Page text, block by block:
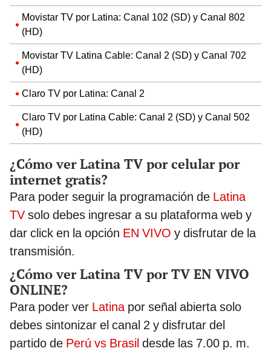
Movistar TV por Latina: Canal 102 (SD) y Canal 802
(HD)
Movistar TV Latina Cable: Canal 2 (SD) y Canal 702
(HD)
Claro TV por Latina: Canal 2
Claro TV por Latina Cable: Canal 2 (SD) y Canal 502
(HD)
¿Cómo ver Latina TV por celular por
internet gratis?
Para poder seguir la programación de Latina
TV solo debes ingresar a su plataforma web y
dar click en la opción EN VIVO y disfrutar de la
transmisión.
¿Cómo ver Latina TV por TV EN VIVO
ONLINE?
Para poder ver Latina por señal abierta solo
debes sintonizar el canal 2 y disfrutar del
partido de Perú vs Brasil desde las 7.00 p. m.